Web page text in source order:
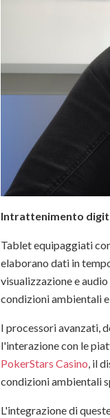
Intrattenimento
Tablet equipaggiati
elaborano dati in
visualizzazione e
condizioni ambientali
I processori avanzati,
l'interazione con le
PokerStars Casino, il
condizioni ambientali
L'integrazione di